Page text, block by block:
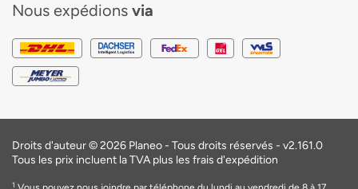
Nous expédions via
Droits d'auteur © 2026 Planeo - Tous droits réservés - v2.161.0
Tous les prix incluent la TVA plus les frais d'expédition
1